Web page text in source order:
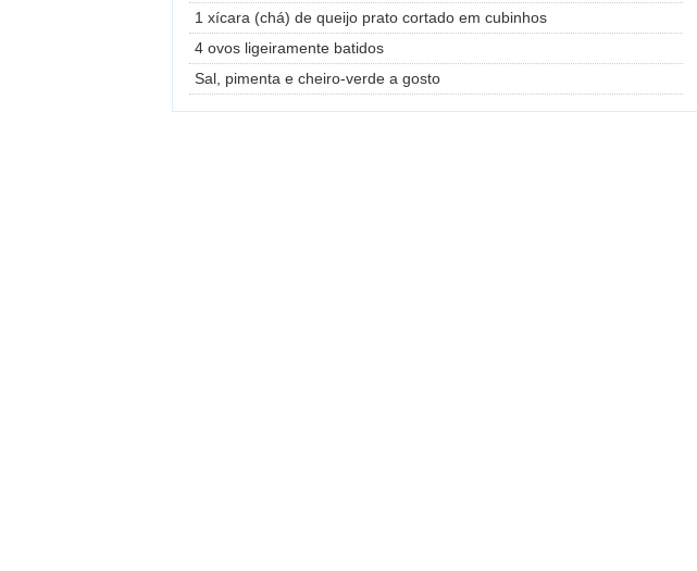
1 xícara (chá) de queijo prato cortado em cubinhos
4 ovos ligeiramente batidos
Sal, pimenta e cheiro-verde a gosto